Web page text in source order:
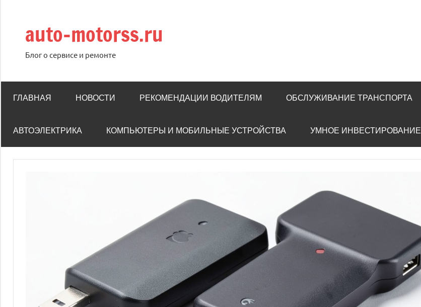
содержимому
auto-motorss.ru
Блог о сервисе и ремонте
ГЛАВНАЯ НОВОСТИ РЕКОМЕНДАЦИИ ВОДИТЕЛЯМ ОБСЛУЖИВАНИЕ ТРАНСПОРТА
АВТОЭЛЕКТРИКА КОМПЬЮТЕРЫ И МОБИЛЬНЫЕ УСТРОЙСТВА УМНОЕ ИНВЕСТИРОВАНИЕ